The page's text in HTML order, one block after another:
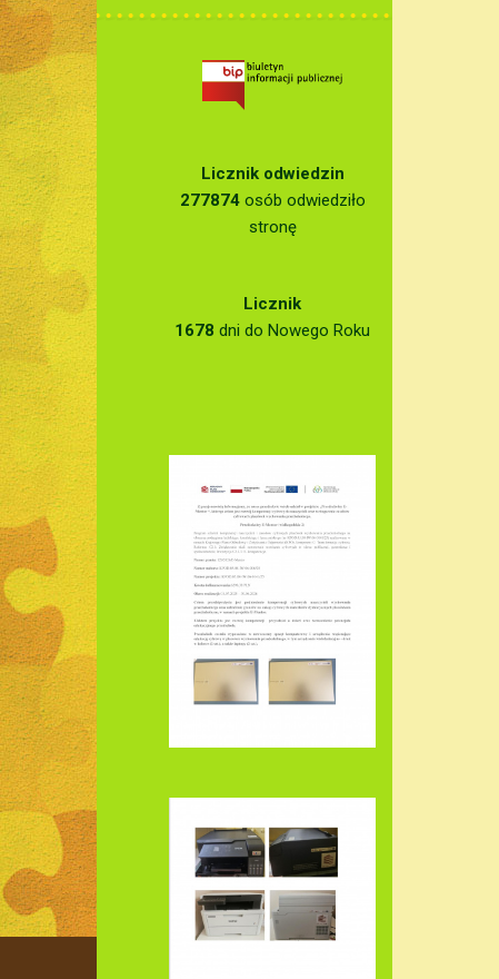
Licznik odwiedzin
277874osób odwiedziło
stronę
Licznik
1678 dni do Nowego Roku